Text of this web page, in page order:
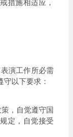
措施相适应，
演工作所必需
以下要求：
，自觉遵守国
定，自觉接受